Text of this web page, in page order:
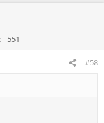
551
#58